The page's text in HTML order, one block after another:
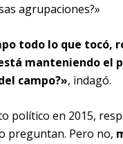
agrupaciones?»
todo lo que tocó,
manteniendo el
campo?», indagó.
político en 2015,
preguntan. Pero no,